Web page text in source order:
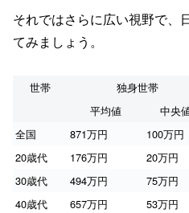
それではさらに広い視野で、
てみましょう。
世帯 独身世帯
平均値
中央
全国
871万円 100万円
20歳代
176万円 20万円
30歳代
494万円 75万円
40歳代
657万円 53万円